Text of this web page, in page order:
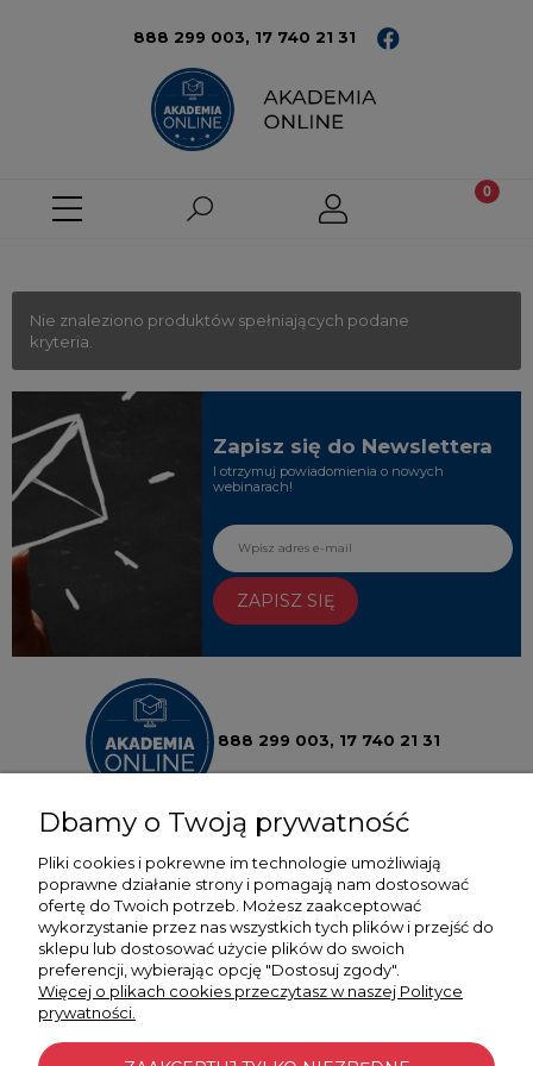
888 299 003, 17 740 21 31
Nie znaleziono produktów spełniających podane
kryteria.
Zapisz się do Newslettera
I otrzymuj powiadomienia o nowych
webinarach!
ZAPISZ SIĘ
888 299 003, 17 740 21 31
POMOC
MOJE KONTO
PŁATNOŚCI I DOSTAWA
Dbamy o Twoją prywatność
Pliki cookies i pokrewne im technologie umożliwiają
poprawne działanie strony i pomagają nam dostosować
ofertę do Twoich potrzeb. Możesz zaakceptować
wykorzystanie przez nas wszystkich tych plików i przejść do
sklepu lub dostosować użycie plików do swoich
preferencji, wybierając opcję "Dostosuj zgody".
Więcej o plikach cookies przeczytasz w naszej Polityce
prywatności.